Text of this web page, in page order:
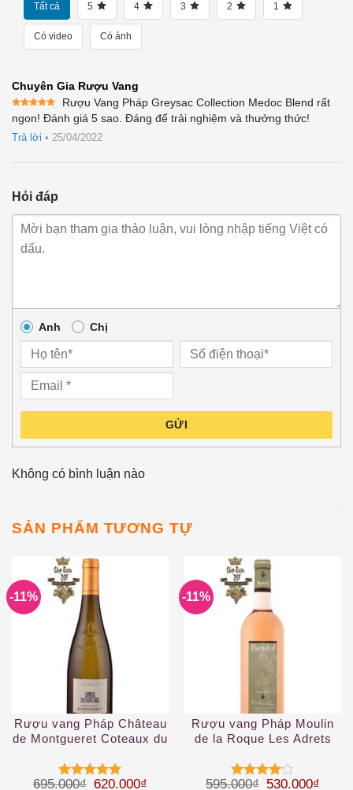
Tất cả 5 4 3 2 1
Có video Có ảnh
Chuyên Gia Rượu Vang
Được xếp
hạng5 5
sao
Rượu Vang Pháp Greysac Collection Medoc Blend rất
ngon! Đánh giá 5 sao. Đáng để trải nghiệm và thưởng thức!
Trả lời • 25/04/2022
Hỏi đáp
Anh Chị
GỬI
Không có bình luận nào
SẢN PHẨM TƯƠNG TỰ
-11%
Rượu vang Pháp Château
de Montgueret Coteaux du
695.000₫ Giá gốc là: 695.000₫.
620.000₫ Giá hiện tại là: 620.000₫.
-11%
Rượu vang Pháp Moulin
de la Roque Les Adrets
595.000₫ Giá gốc là:
530.000₫